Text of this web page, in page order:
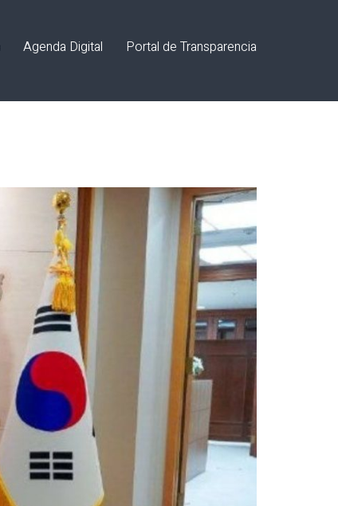
Agenda Digital Portal de Transparencia